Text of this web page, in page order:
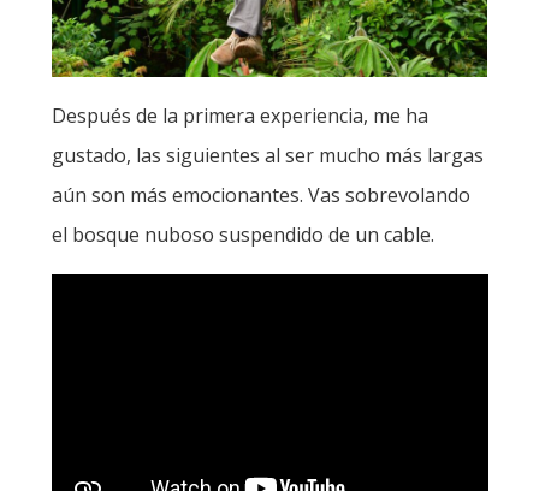
Después de la primera experiencia, me ha
gustado, las siguientes al ser mucho más largas
aún son más emocionantes. Vas sobrevolando
el bosque nuboso suspendido de un cable.